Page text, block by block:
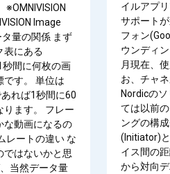
Image
量の関係 まず
表にある
秒間に何枚の画
です。 単位は
れば1秒間に60
ます。 フレー
な動画になるの
レートの違い な
ではないかと思
当然データ量
イルアプ
サポート
フォン
ウンディ
月現在、
お、チャ
Nordicの
ては以前
ングの構
(Initiator)
イス間の
から対向